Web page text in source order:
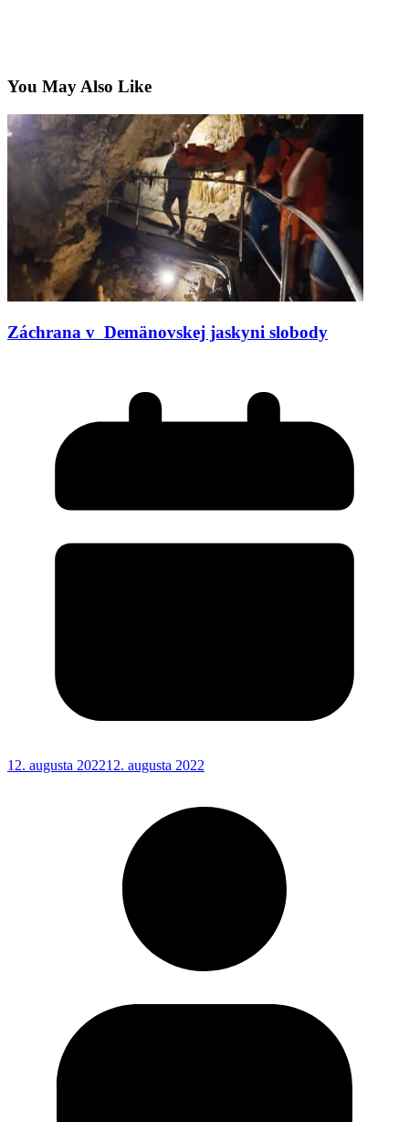
You May Also Like
Záchrana v Demänovskej jaskyni slobody
12. augusta 202212. augusta 2022